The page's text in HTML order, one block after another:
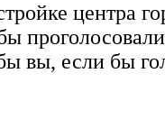
центра
вы, если бы